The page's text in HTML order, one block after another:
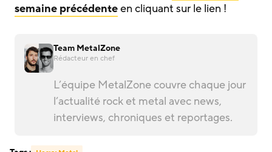
semaine précédenteen cliquant sur le lien !
Team MetalZone
Rédacteur en chef
L’équipe MetalZone couvre chaque jour
l’actualité rock et metal avec news,
interviews, chroniques et reportages.